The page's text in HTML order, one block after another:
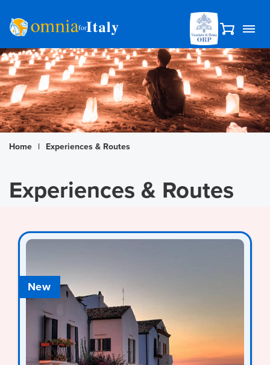
Home | Experiences & Routes
Experiences & Routes
New